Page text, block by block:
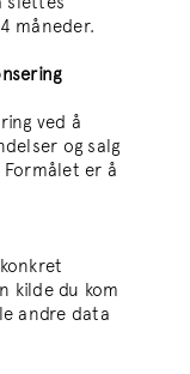
måneder.
ved å
og salg
er å
kilde du kom
andre data